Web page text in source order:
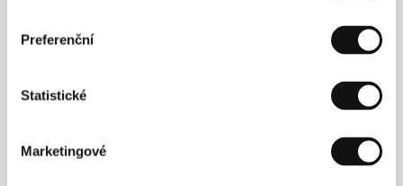
Preferenční
Statistické
Marketingové
Salvatore Mereu
(1965, Dorgali, Sardinie) studoval